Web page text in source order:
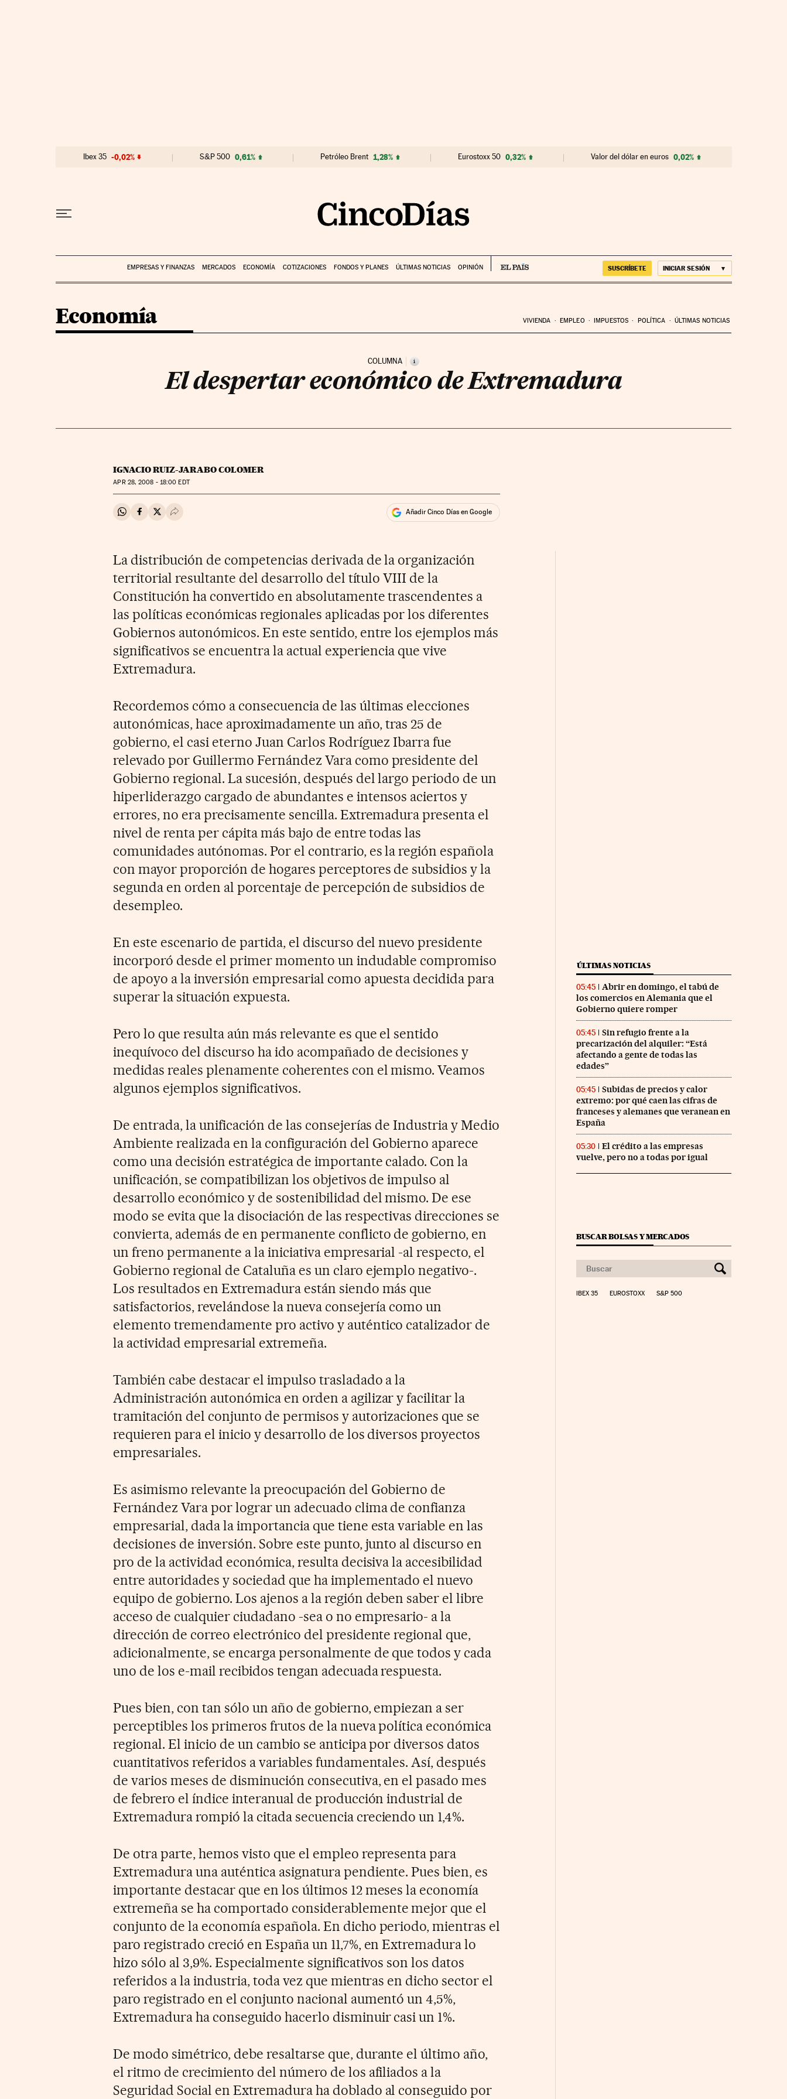
Ibex 35 -0,02% S&P 500 0,61% Petróleo Brent 1,28% Eurostoxx 50 0,32% Valor del dólar en euros 0,02%
EMPRESAS Y FINANZAS MERCADOS ECONOMÍA COTIZACIONES FONDOS Y PLANES ÚLTIMAS NOTICIAS OPINIÓN SUSCRÍBETE INICIAR SESIÓN
Economía VIVIENDA EMPLEO IMPUESTOS POLÍTICA ÚLTIMAS NOTICIAS
COLUMNA i
El despertar económico de Extremadura
IGNACIO RUIZ-JARABO COLOMER
APR28, 2008 - 18:00 EDT
Compartir en Whatsapp
Compartir en Facebook
Compartir en Twitter
Desplegar Redes Sociales Añadir Cinco Días en Google
La distribución de competencias derivada de la organización
territorial resultante del desarrollo del título VIII de la
Constitución ha convertido en absolutamente trascendentes a
las políticas económicas regionales aplicadas por los diferentes
Gobiernos autonómicos. En este sentido, entre los ejemplos más
significativos se encuentra la actual experiencia que vive
Extremadura.
Recordemos cómo a consecuencia de las últimas elecciones
autonómicas, hace aproximadamente un año, tras 25 de
gobierno, el casi eterno Juan Carlos Rodríguez Ibarra fue
relevado por Guillermo Fernández Vara como presidente del
Gobierno regional. La sucesión, después del largo periodo de un
hiperliderazgo cargado de abundantes e intensos aciertos y
errores, no era precisamente sencilla. Extremadura presenta el
nivel de renta per cápita más bajo de entre todas las
comunidades autónomas. Por el contrario, es la región española
con mayor proporción de hogares perceptores de subsidios y la
segunda en orden al porcentaje de percepción de subsidios de
desempleo.
En este escenario de partida, el discurso del nuevo presidente
incorporó desde el primer momento un indudable compromiso
de apoyo a la inversión empresarial como apuesta decidida para
superar la situación expuesta.
Pero lo que resulta aún más relevante es que el sentido
inequívoco del discurso ha ido acompañado de decisiones y
medidas reales plenamente coherentes con el mismo. Veamos
algunos ejemplos significativos.
De entrada, la unificación de las consejerías de Industria y Medio
Ambiente realizada en la configuración del Gobierno aparece
como una decisión estratégica de importante calado. Con la
unificación, se compatibilizan los objetivos de impulso al
desarrollo económico y de sostenibilidad del mismo. De ese
modo se evita que la disociación de las respectivas direcciones se
convierta, además de en permanente conflicto de gobierno, en
un freno permanente a la iniciativa empresarial -al respecto, el
Gobierno regional de Cataluña es un claro ejemplo negativo-.
Los resultados en Extremadura están siendo más que
satisfactorios, revelándose la nueva consejería como un
elemento tremendamente pro activo y auténtico catalizador de
la actividad empresarial extremeña.
También cabe destacar el impulso trasladado a la
Administración autonómica en orden a agilizar y facilitar la
tramitación del conjunto de permisos y autorizaciones que se
requieren para el inicio y desarrollo de los diversos proyectos
empresariales.
Es asimismo relevante la preocupación del Gobierno de
Fernández Vara por lograr un adecuado clima de confianza
empresarial, dada la importancia que tiene esta variable en las
decisiones de inversión. Sobre este punto, junto al discurso en
pro de la actividad económica, resulta decisiva la accesibilidad
entre autoridades y sociedad que ha implementado el nuevo
equipo de gobierno. Los ajenos a la región deben saber el libre
acceso de cualquier ciudadano -sea o no empresario- a la
dirección de correo electrónico del presidente regional que,
adicionalmente, se encarga personalmente de que todos y cada
uno de los e-mail recibidos tengan adecuada respuesta.
Pues bien, con tan sólo un año de gobierno, empiezan a ser
perceptibles los primeros frutos de la nueva política económica
regional. El inicio de un cambio se anticipa por diversos datos
cuantitativos referidos a variables fundamentales. Así, después
de varios meses de disminución consecutiva, en el pasado mes
de febrero el índice interanual de producción industrial de
Extremadura rompió la citada secuencia creciendo un 1,4%.
De otra parte, hemos visto que el empleo representa para
Extremadura una auténtica asignatura pendiente. Pues bien, es
importante destacar que en los últimos 12 meses la economía
extremeña se ha comportado considerablemente mejor que el
conjunto de la economía española. En dicho periodo, mientras el
paro registrado creció en España un 11,7%, en Extremadura lo
hizo sólo al 3,9%. Especialmente significativos son los datos
referidos a la industria, toda vez que mientras en dicho sector el
paro registrado en el conjunto nacional aumentó un 4,5%,
Extremadura ha conseguido hacerlo disminuir casi un 1%.
De modo simétrico, debe resaltarse que, durante el último año,
el ritmo de crecimiento del número de los afiliados a la
Seguridad Social en Extremadura ha doblado al conseguido por
ÚLTIMAS NOTICIAS
05:45
Abrir en domingo, el tabú de
los comercios en Alemania que el
Gobierno quiere romper
05:45
Sin refugio frente a la
precarización del alquiler: “Está
afectando a gente de todas las
edades”
05:45
Subidas de precios y calor
extremo: por qué caen las cifras de
franceses y alemanes que veranean en
España
05:30
El crédito a las empresas
vuelve, pero no a todas por igual
BUSCAR BOLSAS Y MERCADOS
IBEX 35 EUROSTOXX S&P 500